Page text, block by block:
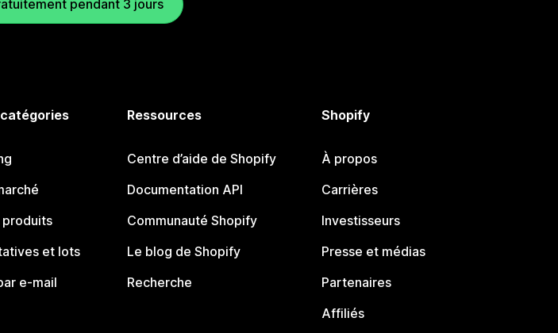
pendant 3 jours
produits
et lots
e-mail
Ressources
Centre d’aide de Shopify
Documentation API
Communauté Shopify
Le blog de Shopify
Recherche
Shopify
À propos
Carrières
Investisseurs
Presse et médias
Partenaires
Affiliés